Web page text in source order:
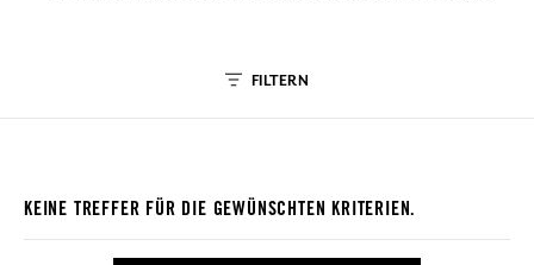
FILTERN
KEINE TREFFER FÜR DIE GEWÜNSCHTEN KRITERIEN.